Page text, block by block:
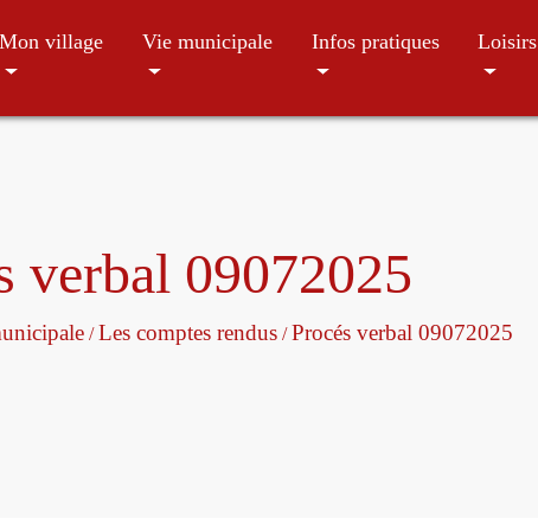
Mon village Vie municipale Infos pratiques Loisirs
verbal 09072025
/Les comptes rendus /Procés verbal 09072025